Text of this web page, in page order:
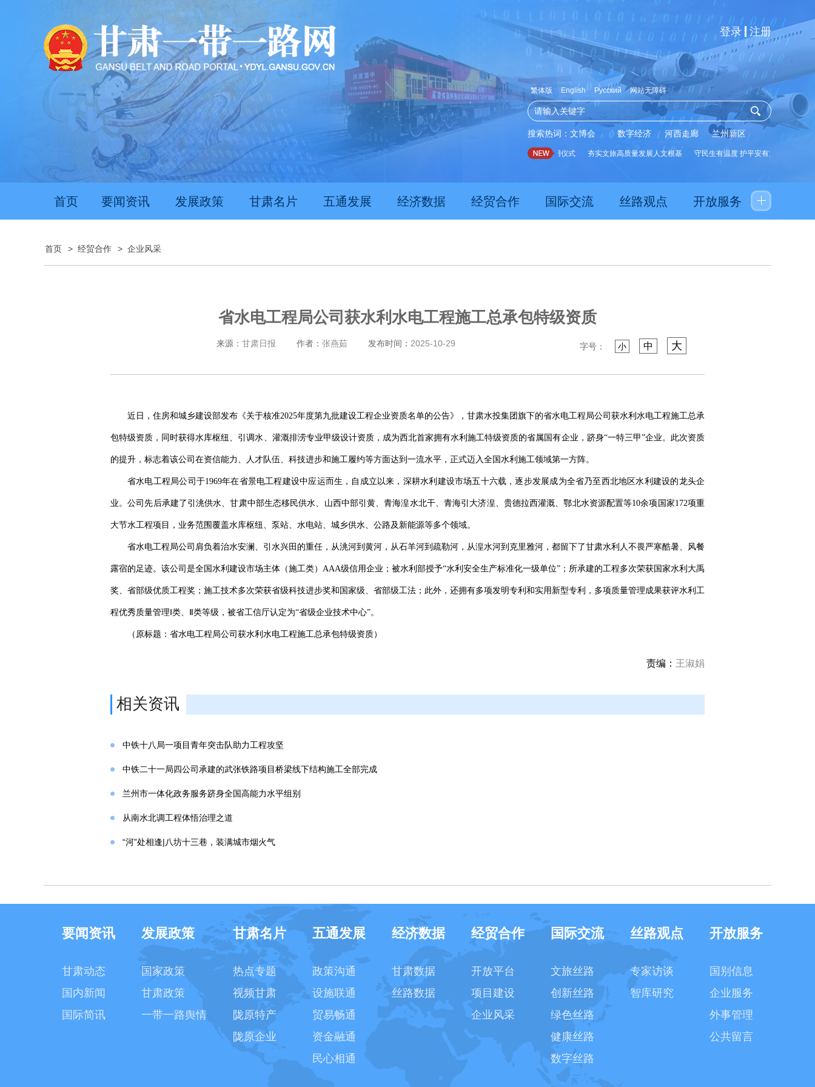
登录 注册
繁体版 English Русский 网站无障碍
搜索热词： 文博会 数字经济 河西走廊 兰州新区
推动经济持续向新向优向好发展 甘肃上半年新质生产力发展数据亮眼 护住那片绿，滋养这方人 刚果（金）总统出席中企承建水厂启用仪式 夯实文旅高质量发展人文根基 守民生有温度 护平安有力度
首页 要闻资讯 发展政策 甘肃名片 五通发展 经济数据 经贸合作 国际交流 丝路观点 开放服务
首页 > 经贸合作 > 企业风采
省水电工程局公司获水利水电工程施工总承包特级资质
来源： 甘肃日报 作者： 张燕茹 发布时间： 2025-10-29 字号： 小 中 大
近日，住房和城乡建设部发布《关于核准2025年度第九批建设工程企业资质名单的公告》，甘肃水投集团旗下的省水电工程局公司获水利水电工程施工总承
包特级资质，同时获得水库枢纽、引调水、灌溉排涝专业甲级设计资质，成为西北首家拥有水利施工特级资质的省属国有企业，跻身“一特三甲”企业。此次资质
的提升，标志着该公司在资信能力、人才队伍、科技进步和施工履约等方面达到一流水平，正式迈入全国水利施工领域第一方阵。
省水电工程局公司于1969年在省景电工程建设中应运而生，自成立以来，深耕水利建设市场五十六载，逐步发展成为全省乃至西北地区水利建设的龙头企
业。公司先后承建了引洮供水、甘肃中部生态移民供水、山西中部引黄、青海湟水北干、青海引大济湟、贵德拉西灌溉、鄂北水资源配置等10余项国家172项重
大节水工程项目，业务范围覆盖水库枢纽、泵站、水电站、城乡供水、公路及新能源等多个领域。
省水电工程局公司肩负着治水安澜、引水兴田的重任，从洮河到黄河，从石羊河到疏勒河，从湟水河到克里雅河，都留下了甘肃水利人不畏严寒酷暑、风餐
露宿的足迹。该公司是全国水利建设市场主体（施工类）AAA级信用企业；被水利部授予“水利安全生产标准化一级单位”；所承建的工程多次荣获国家水利大禹
奖、省部级优质工程奖；施工技术多次荣获省级科技进步奖和国家级、省部级工法；此外，还拥有多项发明专利和实用新型专利，多项质量管理成果获评水利工
程优秀质量管理Ⅰ类、Ⅱ类等级，被省工信厅认定为“省级企业技术中心”。
（原标题：省水电工程局公司获水利水电工程施工总承包特级资质）
责编： 王淑娟
相关资讯
中铁十八局一项目青年突击队助力工程攻坚
中铁二十一局四公司承建的武张铁路项目桥梁线下结构施工全部完成
兰州市一体化政务服务跻身全国高能力水平组别
从南水北调工程体悟治理之道
“河”处相逢|八坊十三巷，装满城市烟火气
要闻资讯
甘肃动态
国内新闻
国际简讯
发展政策
国家政策
甘肃政策
一带一路舆情
甘肃名片
热点专题
视频甘肃
陇原特产
陇原企业
五通发展
政策沟通
设施联通
贸易畅通
资金融通
民心相通
经济数据
甘肃数据
丝路数据
经贸合作
开放平台
项目建设
企业风采
国际交流
文旅丝路
创新丝路
绿色丝路
健康丝路
数字丝路
丝路观点
专家访谈
智库研究
开放服务
国别信息
企业服务
外事管理
公共留言